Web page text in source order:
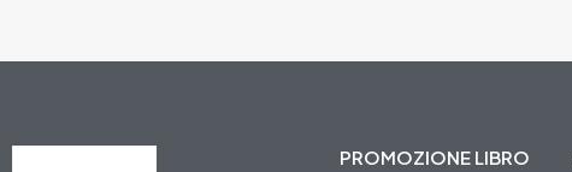
PROMOZIONE LIBRO